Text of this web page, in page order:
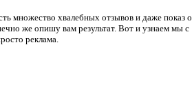
множество хвалебных отзывов и даже показ о
же опишу вам результат. Вот и узнаем мы с
реклама.